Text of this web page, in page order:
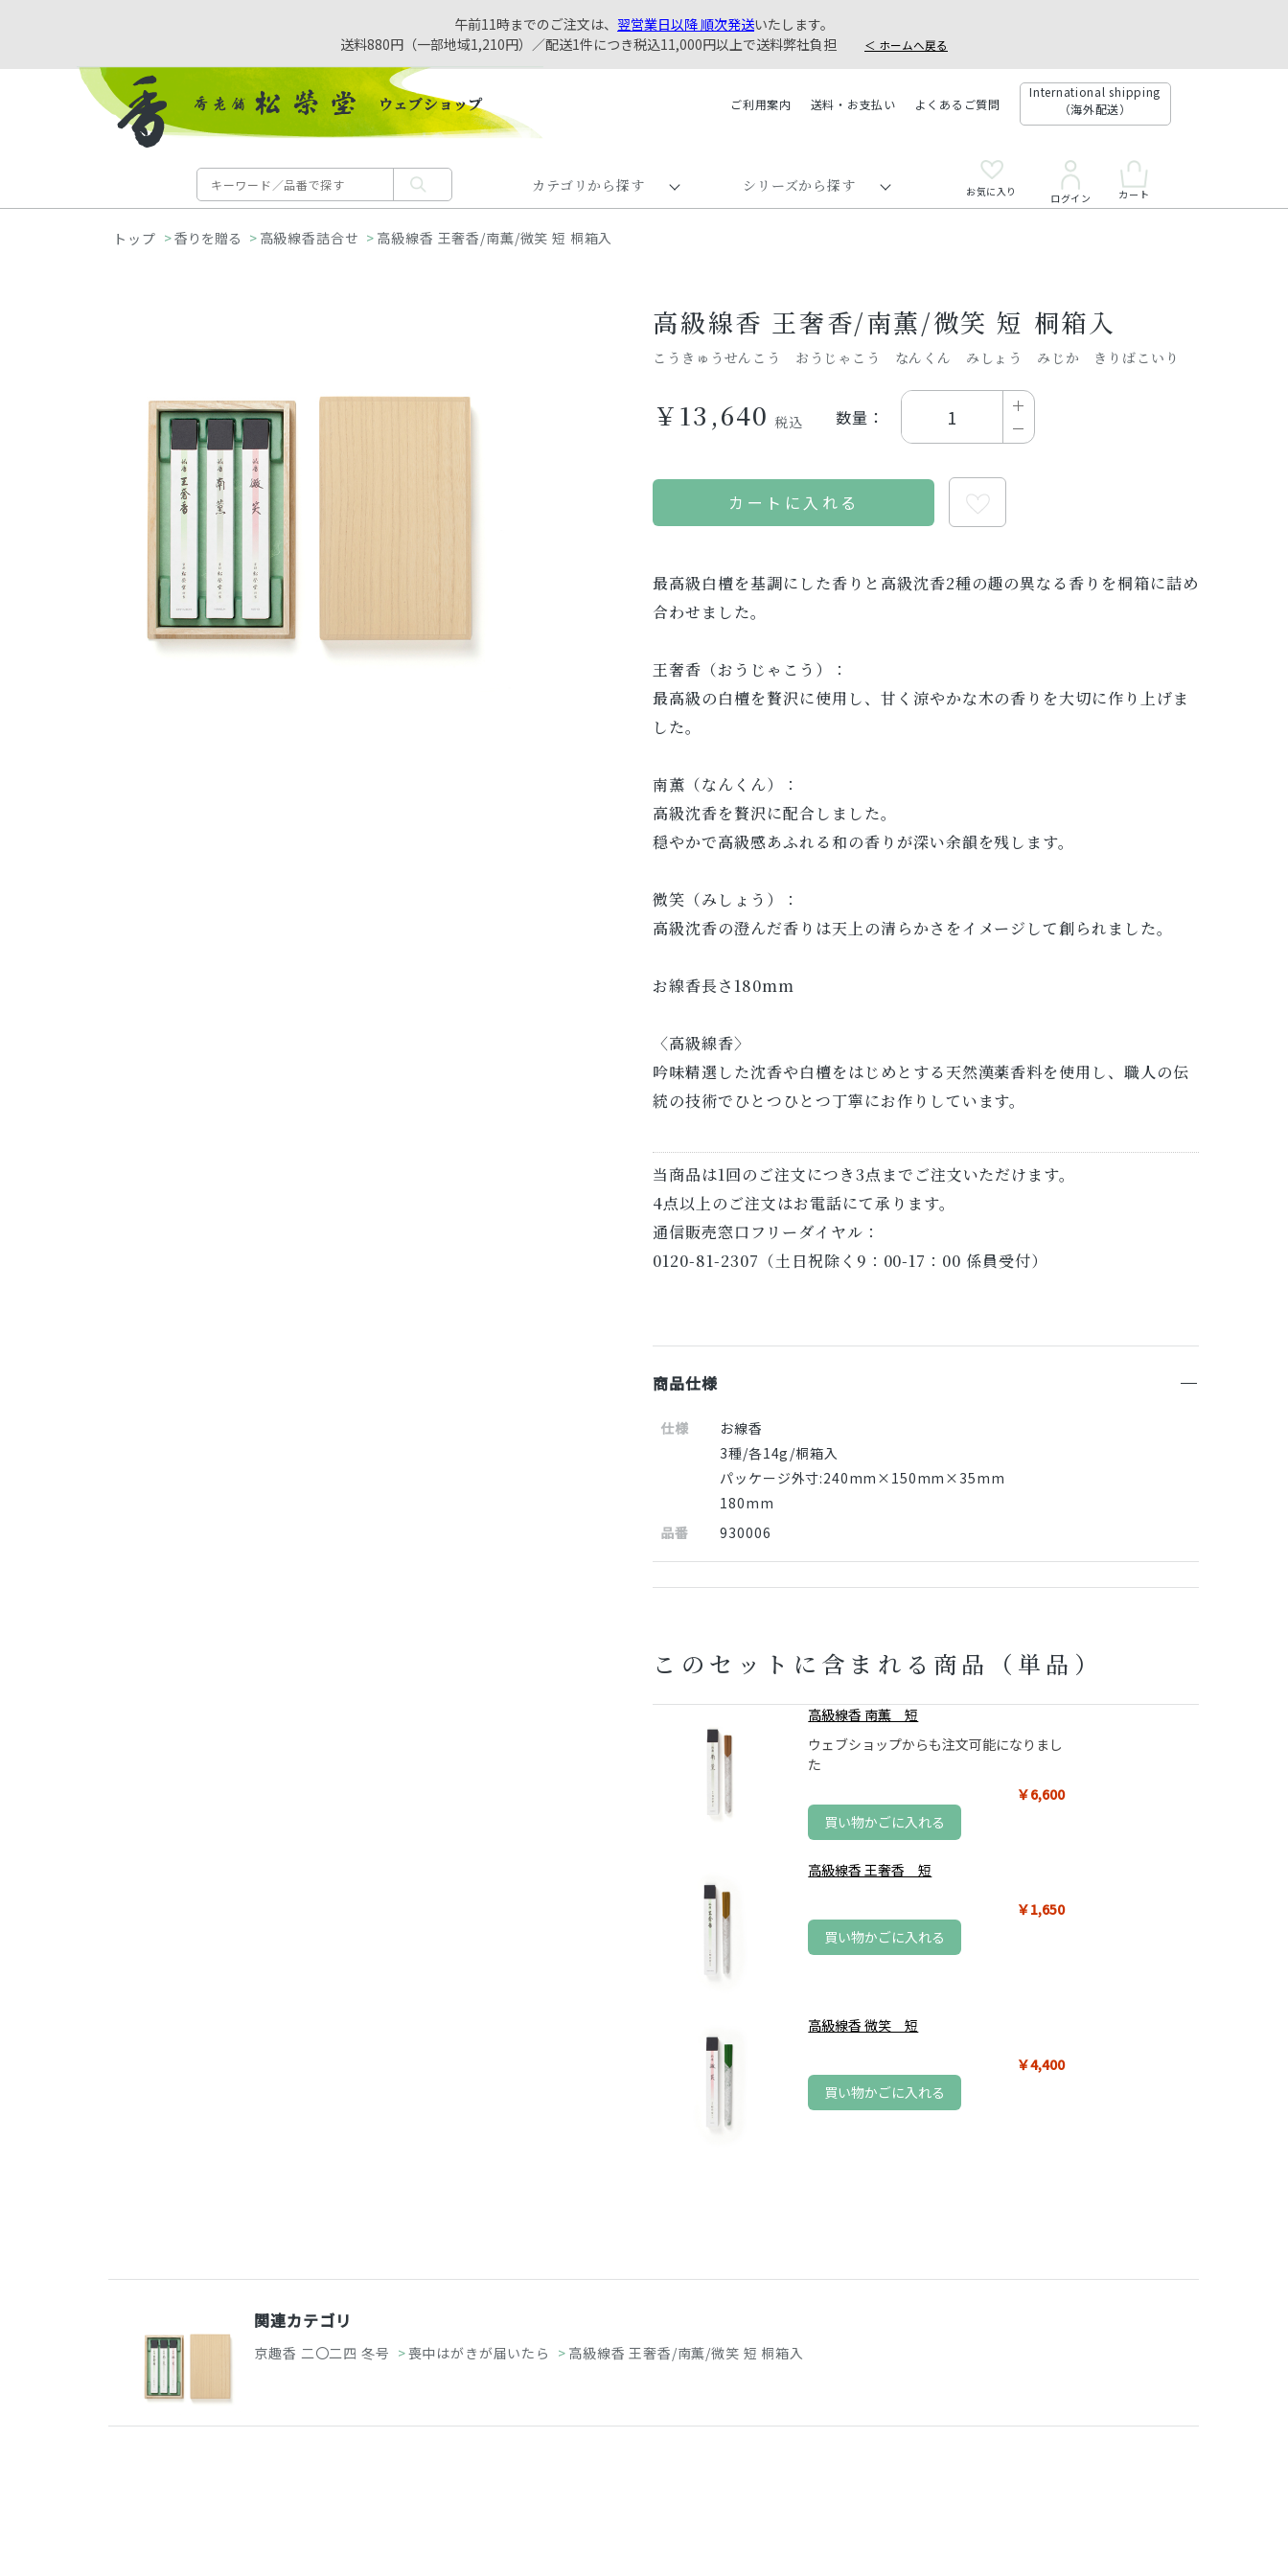
午前11時までのご注文は、 翌営業日以降 順次発送いたします。
送料880円（一部地域1,210円）／配送1件につき税込11,000円以上で送料弊社負担
＜ ホームへ戻る
ご利用案内 送料・お支払い よくあるご質問
International shipping
（海外配送）
カテゴリから探す シリーズから探す お気に入り ログイン カート
>香りを贈る > 高級線香詰合せ > 高級線香 王奢香/南薫/微笑 短 桐箱入
高級線香 王奢香/南薫/微笑 短 桐箱入
こうきゅうせんこう おうじゃこう なんくん みしょう みじか きりばこいり
￥13,640 数量：
カートに入れる
最高級白檀を基調にした香りと高級沈香2種の趣の異なる香りを桐箱に詰め
合わせました。
王奢香（おうじゃこう）：
最高級の白檀を贅沢に使用し、甘く涼やかな木の香りを大切に作り上げま
した。
南薫（なんくん）：
高級沈香を贅沢に配合しました。
穏やかで高級感あふれる和の香りが深い余韻を残します。
微笑（みしょう）：
高級沈香の澄んだ香りは天上の清らかさをイメージして創られました。
お線香長さ180mm
〈高級線香〉
吟味精選した沈香や白檀をはじめとする天然漢薬香料を使用し、職人の伝
統の技術でひとつひとつ丁寧にお作りしています。
当商品は1回のご注文につき3点までご注文いただけます。
4点以上のご注文はお電話にて承ります。
通信販売窓口フリーダイヤル：
0120-81-2307 （土日祝除く9：00-17：00 係員受付）
商品仕様
仕様
お線香
3種/各14g/桐箱入
パッケージ外寸:240mm×150mm×35mm
180mm
品番
930006
このセットに含まれる商品（単品）
高級線香 南薫 短
ウェブショップからも注文可能になりまし
た
￥6,600
買い物かごに入れる
高級線香 王奢香 短
￥1,650
買い物かごに入れる
高級線香 微笑 短
￥4,400
買い物かごに入れる
関連カテゴリ
京趣香 二〇二四 冬号 >喪中はがきが届いたら > 高級線香 王奢香/南薫/微笑 短 桐箱入